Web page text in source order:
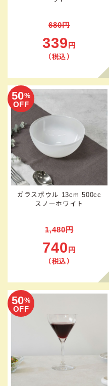
680円
339 円
（税込）
50%
OFF
ガラスボウル 13cm 500cc
スノーホワイト
1,480円
740 円
（税込）
50%
OFF